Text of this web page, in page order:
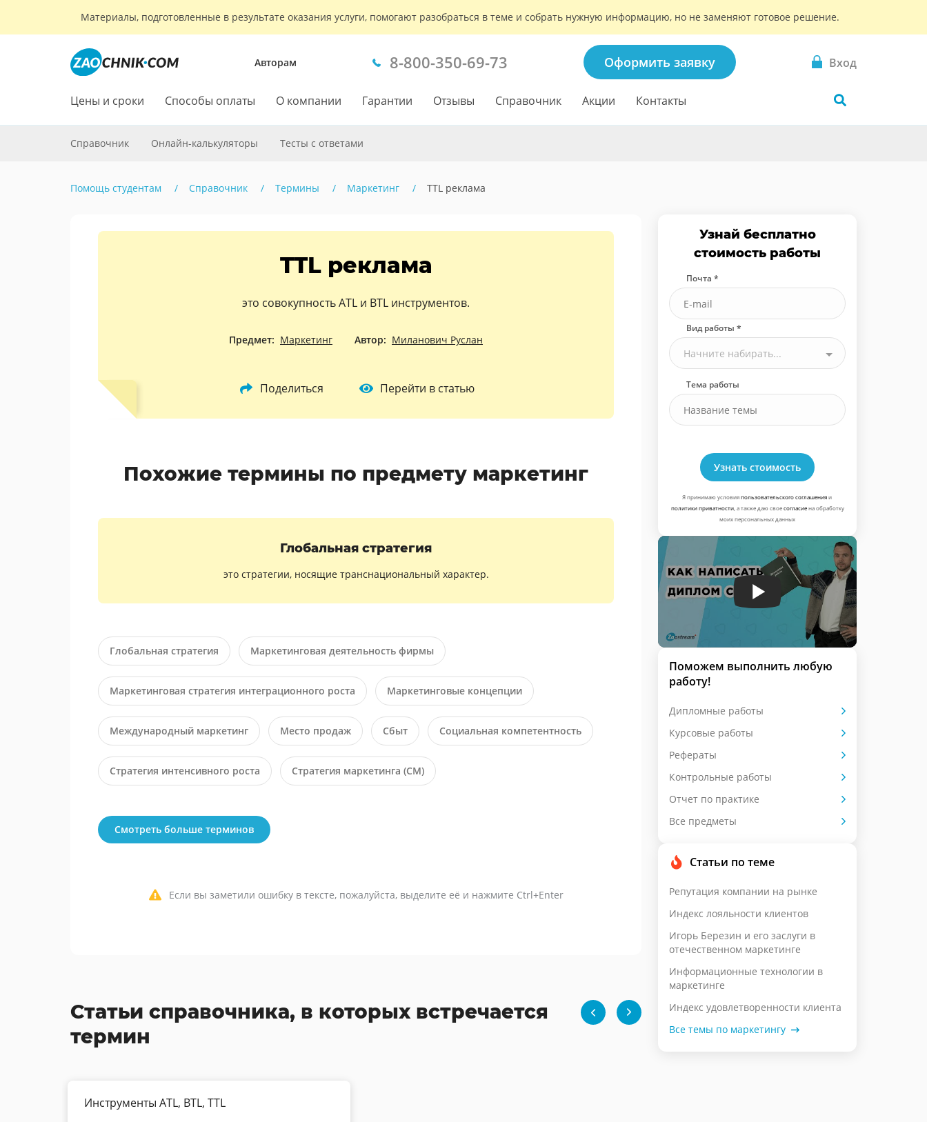
Материалы, подготовленные в результате оказания услуги, помогают разобраться в теме и собрать нужную информацию, но не заменяют готовое решение.
Авторам 8-800-350-69-73 Оформить заявку Вход
Цены и сроки Способы оплаты О компании Гарантии Отзывы Справочник Акции Контакты
Справочник Онлайн-калькуляторы Тесты с ответами
Помощь студентам Справочник Термины Маркетинг TTL реклама
TTL реклама
это совокупность ATL и BTL инструментов.
Предмет: Маркетинг Автор: Миланович Руслан
Поделиться Перейти в статью
Похожие термины по предмету маркетинг
Глобальная стратегия
это стратегии, носящие транснациональный характер.
Глобальная стратегия Маркетинговая деятельность фирмы
Маркетинговая стратегия интеграционного роста Маркетинговые концепции
Международный маркетинг Место продаж Сбыт Социальная компетентность
Стратегия интенсивного роста Стратегия маркетинга (СМ)
Смотреть больше терминов
Если вы заметили ошибку в тексте, пожалуйста, выделите её и нажмите Ctrl+Enter
Статьи справочника, в которых встречается
термин
Инструменты ATL, BTL, TTL
Узнай бесплатно
стоимость работы
Почта *
Вид работы *
Начните набирать...
Тема работы
Узнать стоимость
Я принимаю условияпользовательского соглашенияи
политики приватности, а также даю своесогласиена обработку
моих персональных данных
Поможем выполнить любую
работу!
Дипломные работы
Курсовые работы
Рефераты
Контрольные работы
Отчет по практике
Все предметы
Статьи по теме
Репутация компании на рынке
Индекс лояльности клиентов
Игорь Березин и его заслуги в
отечественном маркетинге
Информационные технологии в
маркетинге
Индекс удовлетворенности клиента
Все темы по маркетингу